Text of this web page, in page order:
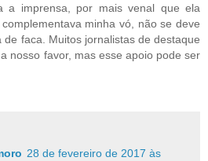
a imprensa, por mais venal que ela
minha vó, não se deve
faca. Muitos jornalistas de destaque
nosso favor, mas esse apoio pode ser
28 de fevereiro de 2017 às